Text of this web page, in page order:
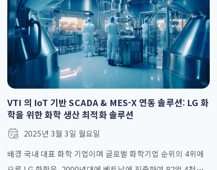
VTI 의 IoT 기반 SCADA & MES-X 연동 솔루션: LG 화
학을 위한 화학 생산 최적화 솔루션
2025년 3월 3일 월요일
배경 국내 대표 화학 기업이며 글로벌 화학기업 순위의 4위에